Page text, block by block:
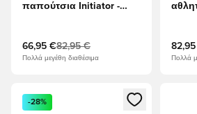
παπούτσια Initiator -
66,95 €82,95 €
Πολλά μεγέθη διαθέσιμα Πολλά
Ανοίγει ένα Modal για να
-28%